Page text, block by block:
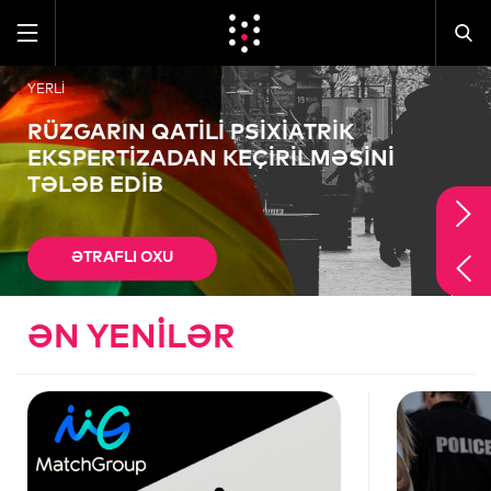
YERLI
RÜZGARIN QATILI PSIXIATRIK
EKSPERTIZADAN KEÇIRILMƏSINI
TƏLƏB EDIB
ƏTRAFLI OXU
ƏN YENILƏR